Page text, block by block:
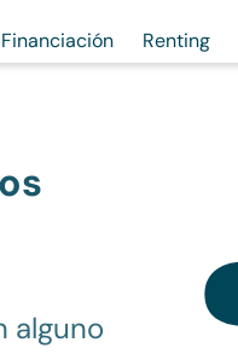
Financiación Renting
alguno